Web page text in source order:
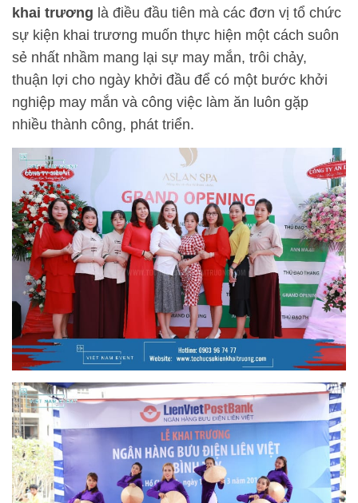
khai trương là điều đầu tiên mà các đơn vị tổ chức
sự kiện khai trương muốn thực hiện một cách suôn
sẻ nhất nhầm mang lại sự may mắn, trôi chảy,
thuận lợi cho ngày khởi đầu để có một bước khởi
nghiệp may mắn và công việc làm ăn luôn gặp
nhiều thành công, phát triển.